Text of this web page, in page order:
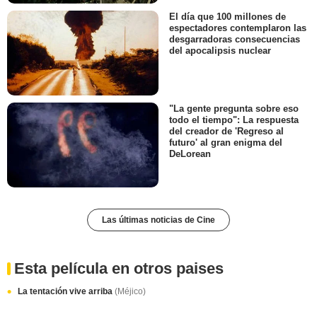
El día que 100 millones de
espectadores contemplaron las
desgarradoras consecuencias
del apocalipsis nuclear
"La gente pregunta sobre eso
todo el tiempo": La respuesta
del creador de 'Regreso al
futuro' al gran enigma del
DeLorean
Las últimas noticias de Cine
Esta película en otros paises
La tentación vive arriba (Méjico)